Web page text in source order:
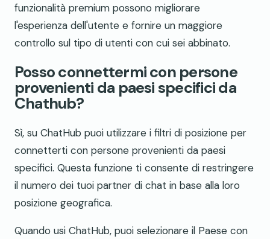
funzionalità premium possono migliorare
l'esperienza dell'utente e fornire un maggiore
controllo sul tipo di utenti con cui sei abbinato.
Posso connettermi con persone
provenienti da paesi specifici da
Chathub?
Sì, su ChatHub puoi utilizzare i filtri di posizione per
connetterti con persone provenienti da paesi
specifici. Questa funzione ti consente di restringere
il numero dei tuoi partner di chat in base alla loro
posizione geografica.
Quando usi ChatHub, puoi selezionare il Paese con